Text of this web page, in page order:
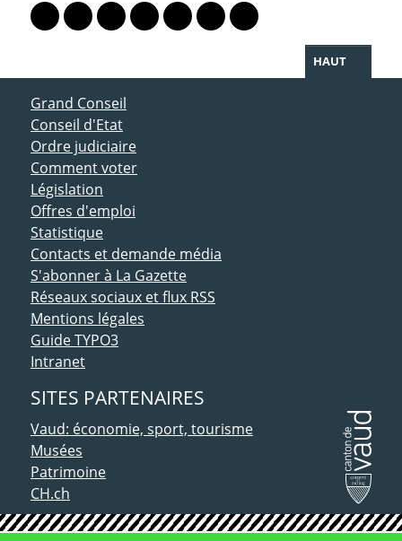
Lien vers le profil Mastodon
Lien vers le profil Bluesky
Lien vers le profil Instagram
Lien vers le profil Linkedin
Lien vers le profil Facebook
Lien vers le profil Twitter
Partager par WhatsApp
HAUT
ACCÈS DIRECT
Grand Conseil
Conseil d'Etat
Ordre judiciaire
Comment voter
Législation
Offres d'emploi
Statistique
Contacts et demande média
S'abonner à La Gazette
Réseaux sociaux et flux RSS
Mentions légales
Guide TYPO3
Intranet
SITES PARTENAIRES
Vaud: économie, sport, tourisme
Musées
Patrimoine
CH.ch